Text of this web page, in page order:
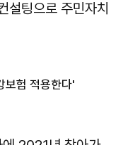
설팅으로 주민자치
보험 적용한다'